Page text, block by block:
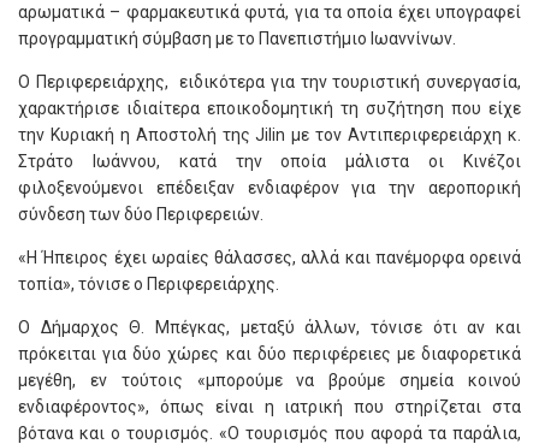
αρωματικά – φαρμακευτικά φυτά, για τα οποία έχει υπογραφεί
προγραμματική σύμβαση με το Πανεπιστήμιο Ιωαννίνων.
Ο Περιφερειάρχης, ειδικότερα για την τουριστική συνεργασία,
χαρακτήρισε ιδιαίτερα εποικοδομητική τη συζήτηση που είχε
την Κυριακή η Αποστολή της Jilin με τον Αντιπεριφερειάρχη κ.
Στράτο Ιωάννου, κατά την οποία μάλιστα οι Κινέζοι
φιλοξενούμενοι επέδειξαν ενδιαφέρον για την αεροπορική
σύνδεση των δύο Περιφερειών.
«Η Ήπειρος έχει ωραίες θάλασσες, αλλά και πανέμορφα ορεινά
τοπία», τόνισε ο Περιφερειάρχης.
Ο Δήμαρχος Θ. Μπέγκας, μεταξύ άλλων, τόνισε ότι αν και
πρόκειται για δύο χώρες και δύο περιφέρειες με διαφορετικά
μεγέθη, εν τούτοις «μπορούμε να βρούμε σημεία κοινού
ενδιαφέροντος», όπως είναι η ιατρική που στηρίζεται στα
βότανα και ο τουρισμός. «Ο τουρισμός που αφορά τα παράλια,